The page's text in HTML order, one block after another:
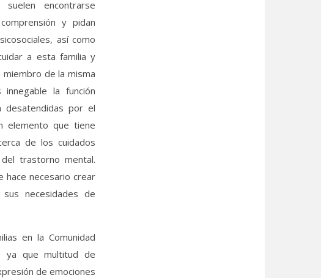
encontrarse
y pidan
así como
a esta familia y
de la misma
la función
desatendidas por el
elemento que tiene
de los cuidados
trastorno mental.
hace necesario crear
necesidades de
en la Comunidad
ya que multitud de
de emociones